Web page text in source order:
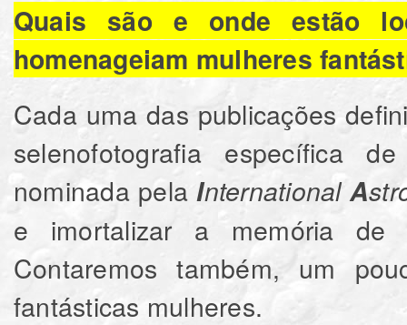
Quais são e onde estão
homenageiam mulheres
Cada uma das publicações
selenofotografia específica
nominada pela InternationalA
e imortalizar a memória de
Contaremos também, um
fantásticas mulheres.